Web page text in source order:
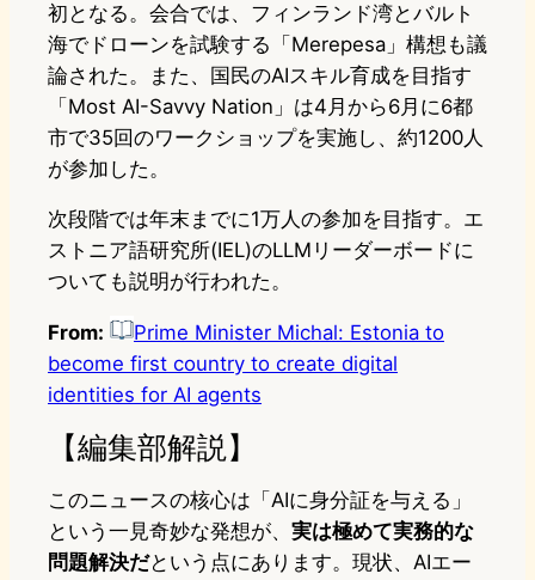
初となる。会合では、フィンランド湾とバルト
海でドローンを試験する「Merepesa」構想も議
論された。また、国民のAIスキル育成を目指す
「Most AI-Savvy Nation」は4月から6月に6都
市で35回のワークショップを実施し、約1200人
が参加した。
次段階では年末までに1万人の参加を目指す。エ
ストニア語研究所(IEL)のLLMリーダーボードに
ついても説明が行われた。
From:
Prime Minister Michal: Estonia to
become first country to create digital
identities for AI agents
【編集部解説】
このニュースの核心は「AIに身分証を与える」
という一見奇妙な発想が、 実は極めて実務的な
問題解決だという点にあります。現状、AIエー